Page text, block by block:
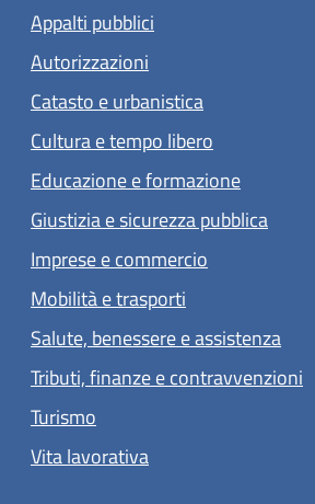
Appalti pubblici
Autorizzazioni
Catasto e urbanistica
Cultura e tempo libero
Educazione e formazione
Giustizia e sicurezza pubblica
Imprese e commercio
Mobilità e trasporti
Salute, benessere e assistenza
Tributi, finanze e contravvenzioni
Turismo
Vita lavorativa